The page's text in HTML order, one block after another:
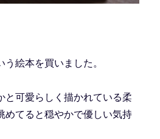
う絵本を買いました。
と可愛らしく描かれている柔
めてると穏やかで優しい気持